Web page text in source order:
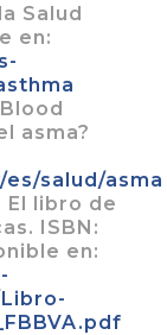
Salud
en:
asma?
salud/asma
El libro de
ISBN:
en: